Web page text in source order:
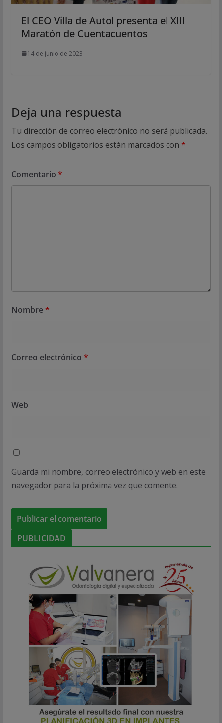
El CEO Villa de Autol presenta el XIII
Maratón de Cuentacuentos
14 de junio de 2023
Deja una respuesta
Tu dirección de correo electrónico no será publicada.
Los campos obligatorios están marcados con *
Comentario *
Nombre*
Correo electrónico *
Web
Guarda mi nombre, correo electrónico y web en este
navegador para la próxima vez que comente.
PUBLICIDAD